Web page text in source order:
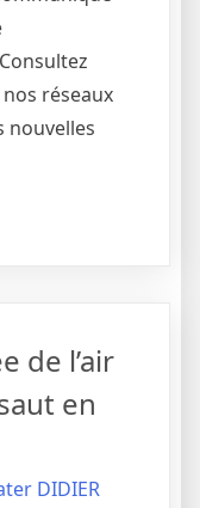
réseaux
nouvelles
de l’air
en
DIDIER